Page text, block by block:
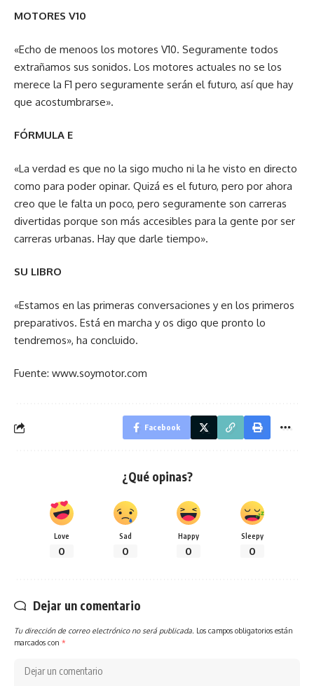
MOTORES V10
«Echo de menoos los motores V10. Seguramente todos
extrañamos sus sonidos. Los motores actuales no se los
merece la F1 pero seguramente serán el futuro, así que hay
que acostumbrarse».
FÓRMULA E
«La verdad es que no la sigo mucho ni la he visto en directo
como para poder opinar. Quizá es el futuro, pero por ahora
creo que le falta un poco, pero seguramente son carreras
divertidas porque son más accesibles para la gente por ser
carreras urbanas. Hay que darle tiempo».
SU LIBRO
«Estamos en las primeras conversaciones y en los primeros
preparativos. Está en marcha y os digo que pronto lo
tendremos», ha concluido.
Fuente: www.soymotor.com
Facebook
¿Qué opinas?
Love
0
Sad
0
Happy
0
Sleepy
0
Dejar un comentario
Tu dirección de correo electrónico no será publicada. Los campos obligatorios están
marcados con *